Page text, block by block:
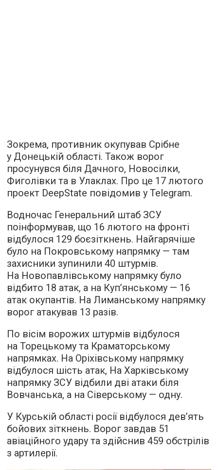
Зокрема, противник окупував Срібне
у Донецькій області. Також ворог
просунувся біля Дачного, Новосілки,
Фиголівки та в Улаклах. Про це 17 лютого
проект DeepState повідомив у Telegram.
Водночас Генеральний штаб ЗСУ
поінформував, що 16 лютого на фронті
відбулося 129 боєзіткнень. Найгарячіше
було на Покровському напрямку — там
захисники зупинили 40 штурмів.
На Новопавлівському напрямку було
відбито 18 атак, а на Куп’янському — 16
атак окупантів. На Лиманському напрямку
ворог атакував 13 разів.
По вісім ворожих штурмів відбулося
на Торецькому та Краматорському
напрямках. На Оріхівському напрямку
відбулося шість атак, На Харківському
напрямку ЗСУ відбили дві атаки біля
Вовчанська, а на Сіверському — одну.
У Курській області росії відбулося дев’ять
бойових зіткнень. Ворог завдав 51
авіаційного удару та здійснив 459 обстрілів
з артилерії.